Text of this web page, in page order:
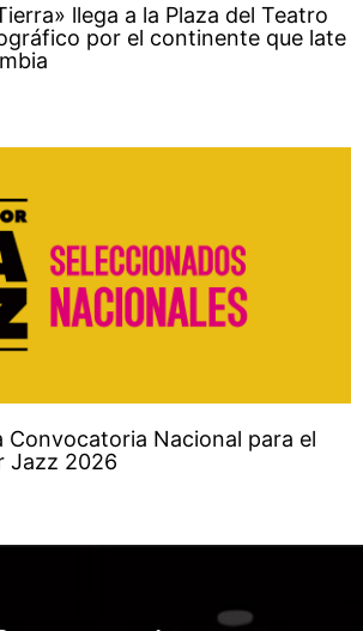
llega a la Plaza del Teatro
por el continente que late
Convocatoria Nacional para el
Jazz 2026